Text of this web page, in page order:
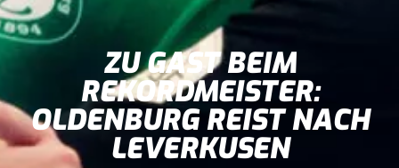
ZU GAST BEIM
REKORDMEISTER:
OLDENBURG REIST NACH
LEVERKUSEN